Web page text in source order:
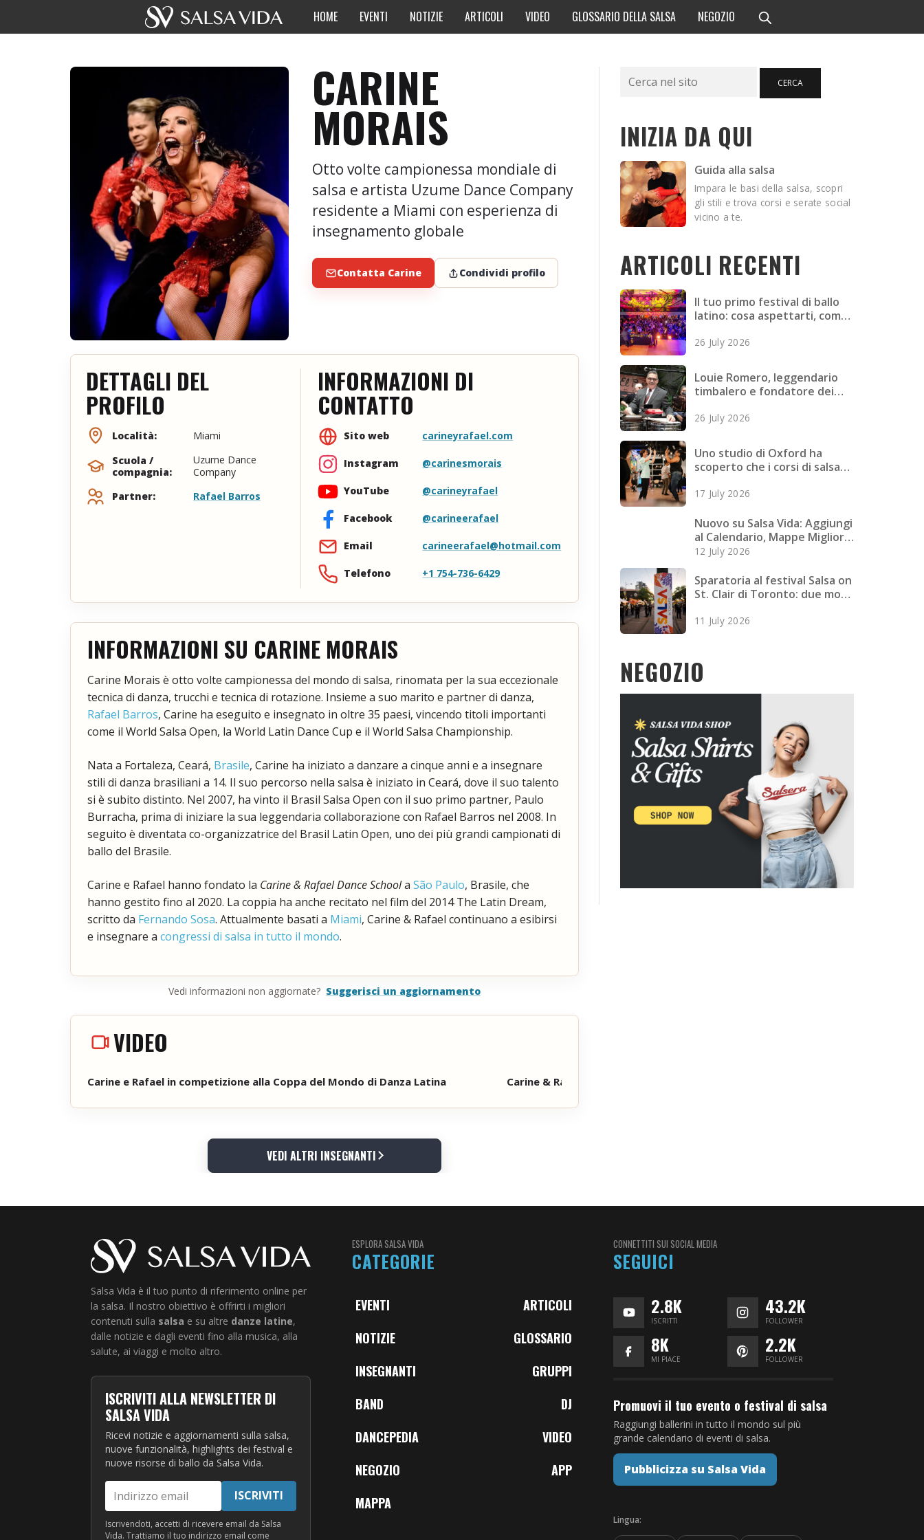
HOME EVENTI NOTIZIE ARTICOLI VIDEO GLOSSARIO DELLA SALSA NEGOZIO
CARINE
MORAIS
Otto volte campionessa mondiale di
salsa e artista Uzume Dance Company
residente a Miami con esperienza di
insegnamento globale
Contatta Carine Condividi profilo
DETTAGLI DEL
PROFILO
Località:
Miami
Scuola /
compagnia:
Uzume Dance
Company
Partner:
Rafael Barros
INFORMAZIONI DI
CONTATTO
Sito web carineyrafael.com
Instagram @carinesmorais
YouTube @carineyrafael
Facebook @carineerafael
Email carineerafael@hotmail.com
Telefono +1 754-736-6429
INFORMAZIONI SU CARINE MORAIS
Carine Morais è otto volte campionessa del mondo di salsa, rinomata per la sua eccezionale
tecnica di danza, trucchi e tecnica di rotazione. Insieme a suo marito e partner di danza,
Rafael Barros, Carine ha eseguito e insegnato in oltre 35 paesi, vincendo titoli importanti
come il World Salsa Open, la World Latin Dance Cup e il World Salsa Championship.
Nata a Fortaleza, Ceará, Brasile, Carine ha iniziato a danzare a cinque anni e a insegnare
stili di danza brasiliani a 14. Il suo percorso nella salsa è iniziato in Ceará, dove il suo talento
si è subito distinto. Nel 2007, ha vinto il Brasil Salsa Open con il suo primo partner, Paulo
Burracha, prima di iniziare la sua leggendaria collaborazione con Rafael Barros nel 2008. In
seguito è diventata co-organizzatrice del Brasil Latin Open, uno dei più grandi campionati di
ballo del Brasile.
Carine e Rafael hanno fondato la Carine & Rafael Dance Schoola São Paulo, Brasile, che
hanno gestito fino al 2020. La coppia ha anche recitato nel film del 2014 The Latin Dream,
scritto da Fernando Sosa. Attualmente basati a Miami, Carine & Rafael continuano a esibirsi
e insegnare a congressi di salsa in tutto il mondo.
Vedi informazioni non aggiornate? Suggerisci un aggiornamento
VIDEO
Carine e Rafael in competizione alla Coppa del Mondo di Danza Latina Carine & Rafael ballano socialmente al Beirut Salsa Loca
VEDI ALTRI INSEGNANTI
Cerca
CERCA
INIZIA DA QUI
Guida alla salsa
Impara le basi della salsa, scopri
gli stili e trova corsi e serate social
vicino a te.
ARTICOLI RECENTI
Il tuo primo festival di ballo
latino: cosa aspettarti, come
26 July 2026
Louie Romero, leggendario
timbalero e fondatore dei
26 July 2026
Uno studio di Oxford ha
scoperto che i corsi di salsa
nei giovani adulti
17 July 2026
Nuovo su Salsa Vida: Aggiungi
al Calendario, Mappe Migliori,
Pagine Più Veloci e Altro
12 July 2026
Sparatoria al festival Salsa on
St. Clair di Toronto: due morti
11 July 2026
NEGOZIO
Salsa Vida è il tuo punto di riferimento online per
la salsa. Il nostro obiettivo è offrirti i migliori
contenuti sulla salsa e su altre danze latine,
dalle notizie e dagli eventi fino alla musica, alla
salute, ai viaggi e molto altro.
ISCRIVITI ALLA NEWSLETTER DI
SALSA VIDA
Ricevi notizie e aggiornamenti sulla salsa,
nuove funzionalità, highlights dei festival e
nuove risorse di ballo da Salsa Vida.
Indirizzo
email
ISCRIVITI
Iscrivendoti, accetti di ricevere email da Salsa
Vida. Trattiamo il tuo indirizzo email come
ESPLORA SALSA VIDA
CATEGORIE
ARTICOLI
EVENTI
GLOSSARIO
NOTIZIE
GRUPPI
INSEGNANTI
DJ
BAND
VIDEO
DANCEPEDIA
APP
NEGOZIO
MAPPA
CONNETTITI SUI SOCIAL MEDIA
SEGUICI
2.8K
ISCRITTI
43.2K
FOLLOWER
8K
MI PIACE
2.2K
FOLLOWER
Promuovi il tuo evento o festival di salsa
Raggiungi ballerini in tutto il mondo sul più
grande calendario di eventi di salsa.
Pubblicizza su Salsa Vida
Lingua: